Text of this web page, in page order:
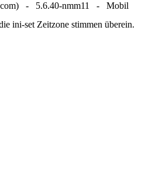
- 5.6.40-nmm11 - Mobil
ini-set Zeitzone stimmen überein.